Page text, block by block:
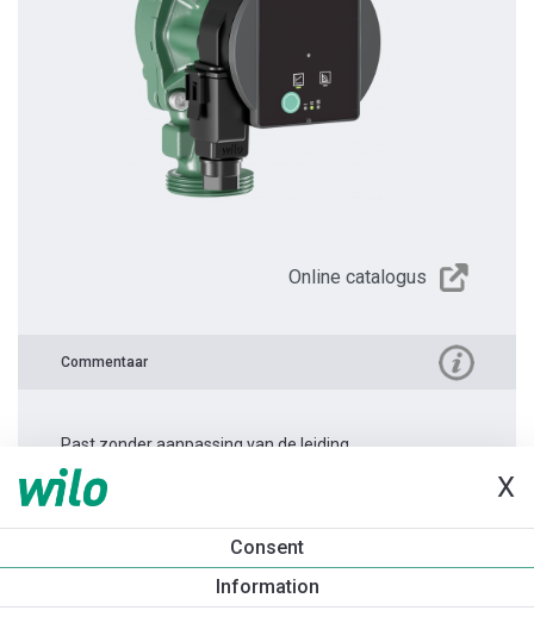
X
Consent
Information
Online catalogus
Commentaar
Past zonder aanpassing van de leiding.
Productinformatie